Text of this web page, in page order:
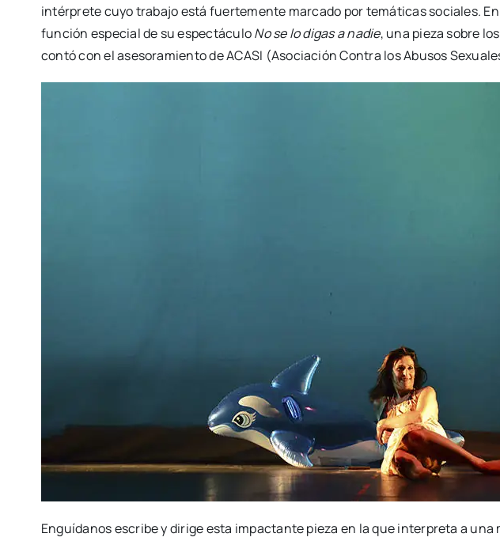
intér­pre­te cuyo tra­ba­jo está fuer­te­men­te mar­ca­do por temá­ti­cas socia­les.
fun­ción espe­cial de su espec­tácu­loNo se lo digas a nadie, una pie­za sobre
con­tó con el ase­so­ra­mien­to de ACASI (Aso­cia­ción Con­tra los Abu­sos
Enguí­da­nos escri­be y diri­ge esta impac­tan­te pie­za en la que inter­pre­ta a